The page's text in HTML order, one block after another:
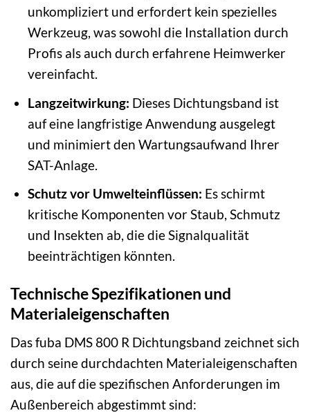
unkompliziert und erfordert kein spezielles
Werkzeug, was sowohl die Installation durch
Profis als auch durch erfahrene Heimwerker
vereinfacht.
Langzeitwirkung: Dieses Dichtungsband ist
auf eine langfristige Anwendung ausgelegt
und minimiert den Wartungsaufwand Ihrer
SAT-Anlage.
Schutz vor Umwelteinflüssen: Es schirmt
kritische Komponenten vor Staub, Schmutz
und Insekten ab, die die Signalqualität
beeinträchtigen könnten.
Technische Spezifikationen und
Materialeigenschaften
Das fuba DMS 800 R Dichtungsband zeichnet sich
durch seine durchdachten Materialeigenschaften
aus, die auf die spezifischen Anforderungen im
Außenbereich abgestimmt sind: